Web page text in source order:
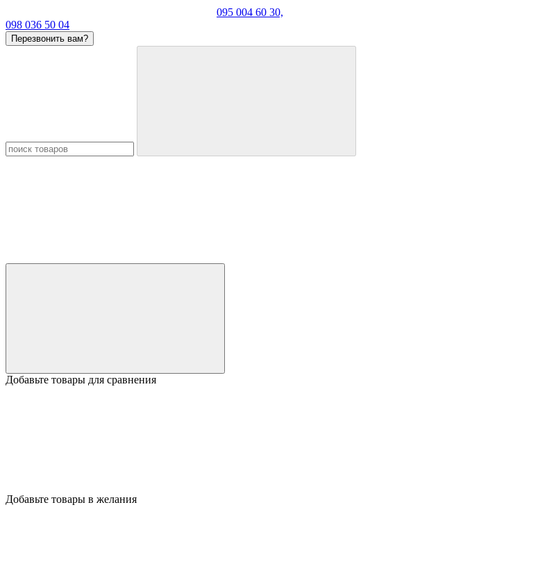
095 004 60 30,
098 036 50 04
Перезвонить вам?
Добавьте товары для сравнения
Добавьте товары в желания